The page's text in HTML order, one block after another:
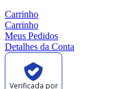
Carrinho
Carrinho
Meus Pedidos
Detalhes da Conta
Verificada por